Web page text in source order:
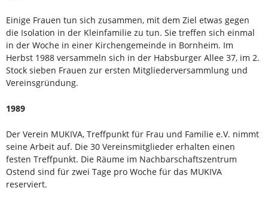
Einige Frauen tun sich zusammen, mit dem Ziel etwas gegen
die Isolation in der Kleinfamilie zu tun. Sie treffen sich einmal
in der Woche in einer Kirchengemeinde in Bornheim. Im
Herbst 1988 versammeln sich in der Habsburger Allee 37, im 2.
Stock sieben Frauen zur ersten Mitgliederversammlung und
Vereinsgründung.
1989
Der Verein MUKIVA, Treffpunkt für Frau und Familie e.V. nimmt
seine Arbeit auf. Die 30 Vereinsmitglieder erhalten einen
festen Treffpunkt. Die Räume im Nachbarschaftszentrum
Ostend sind für zwei Tage pro Woche für das MUKIVA
reserviert.